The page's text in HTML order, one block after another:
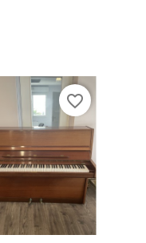
favorite_border